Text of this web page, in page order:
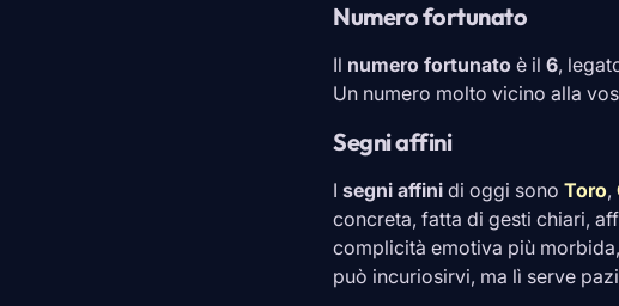
Numero fortunato
Il numero fortunato è il 6,
Un numero molto vicino alla
Segni affini
I segni affini di oggi sono Toro,
concreta, fatta di gesti chiari,
complicità emotiva più
può incuriosirvi, ma lì serve